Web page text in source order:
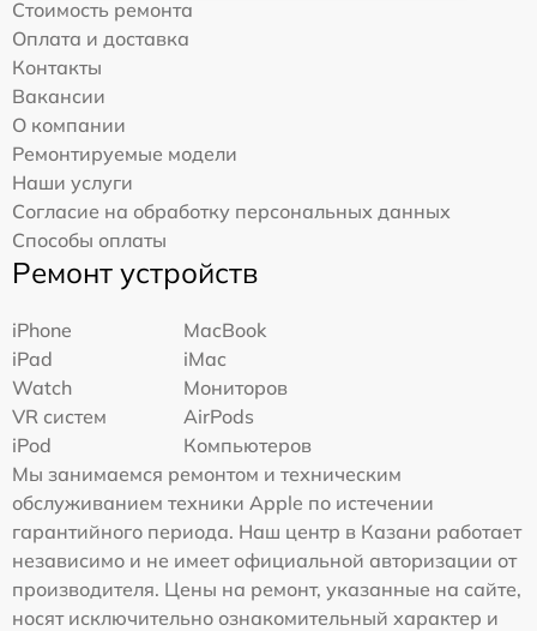
Стоимость ремонта
Оплата и доставка
Контакты
Вакансии
О компании
Ремонтируемые модели
Наши услуги
Согласие на обработку персональных данных
Способы оплаты
Ремонт устройств
iPhone
MacBook
iPad
iMac
Watch
Мониторов
VR систем
AirPods
iPod
Компьютеров
Мы занимаемся ремонтом и техническим
обслуживанием техники Apple по истечении
гарантийного периода. Наш центр в Казани работает
независимо и не имеет официальной авторизации от
производителя. Цены на ремонт, указанные на сайте,
носят исключительно ознакомительный характер и